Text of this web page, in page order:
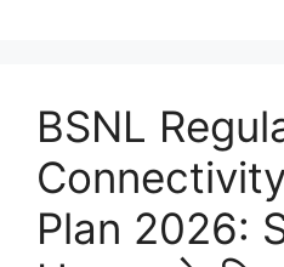
BSNL
Plan 2026: